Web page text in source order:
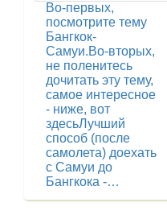
Во-первых,
посмотрите тему
Бангкок-
Самуи.Во-вторых,
не поленитесь
дочитать эту тему,
самое интересное
- ниже, вот
здесьЛучший
способ (после
самолета) доехать
с Самуи до
Бангкока -…